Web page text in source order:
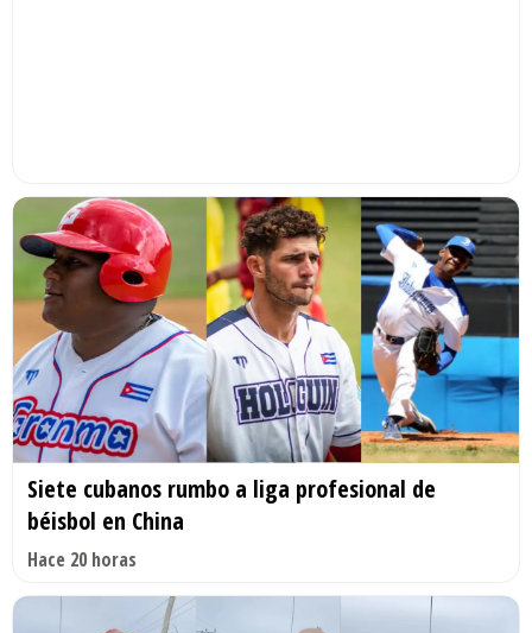
Siete cubanos rumbo a liga profesional de
béisbol en China
Hace 20 horas